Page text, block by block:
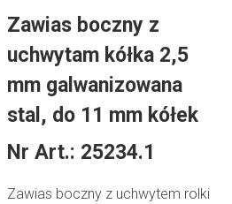
Zawias boczny z
uchwytam kółka 2,5
mm galwanizowana
stal, do 11 mm kółek
Nr Art.: 25234.1
Zawias boczny z uchwytem rolki